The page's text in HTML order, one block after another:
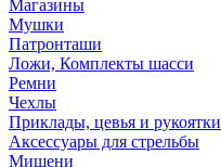
Магазины
Мушки
Патронташи
Ложи, Комплекты шасси
Ремни
Чехлы
Приклады, цевья и рукоятки
Аксессуары для стрельбы
Мишени